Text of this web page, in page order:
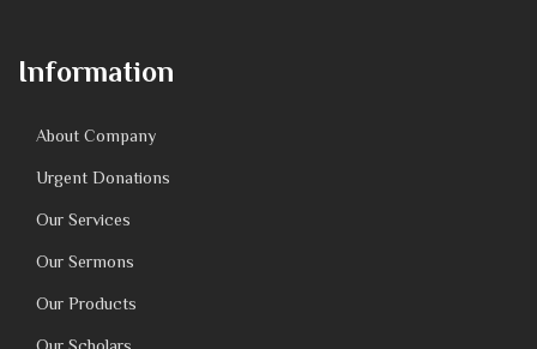
Information
About Company
Urgent Donations
Our Services
Our Sermons
Our Products